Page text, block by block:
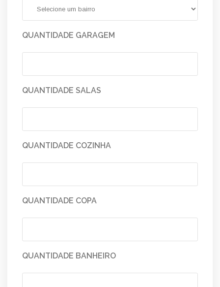
QUANTIDADE GARAGEM
QUANTIDADE SALAS
QUANTIDADE COZINHA
QUANTIDADE COPA
QUANTIDADE BANHEIRO